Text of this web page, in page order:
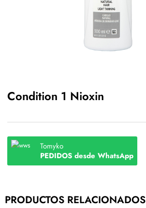
Condition 1 Nioxin
Tomyko
PEDIDOS desde WhatsApp
PRODUCTOS RELACIONADOS